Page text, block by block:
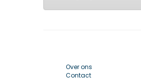
Over ons
Contact